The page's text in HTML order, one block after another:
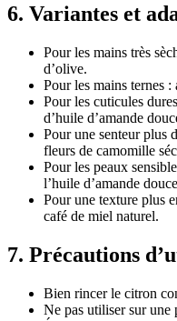
6. Variantes et
Pour les mains très
d’olive.
Pour les mains ternes :
Pour les cuticules
d’huile d’amande
Pour une senteur plus
fleurs de camomille
Pour les peaux
l’huile d’amande
Pour une texture plus
café de miel naturel.
7. Précautions
Bien rincer le citron
Ne pas utiliser sur une